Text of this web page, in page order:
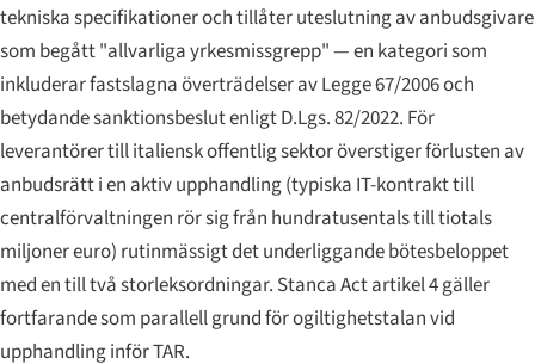
tekniska specifikationer och tillåter uteslutning av anbudsgivare
som begått "allvarliga yrkesmissgrepp" — en kategori som
inkluderar fastslagna överträdelser av Legge 67/2006 och
betydande sanktionsbeslut enligt D.Lgs. 82/2022. För
leverantörer till italiensk offentlig sektor överstiger förlusten av
anbudsrätt i en aktiv upphandling (typiska IT-kontrakt till
centralförvaltningen rör sig från hundratusentals till tiotals
miljoner euro) rutinmässigt det underliggande bötesbeloppet
med en till två storleksordningar. Stanca Act artikel 4 gäller
fortfarande som parallell grund för ogiltighetstalan vid
upphandling inför TAR.